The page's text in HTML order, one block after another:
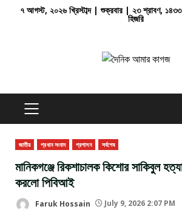
৭ আগস্ট, ২০২৬ খ্রিস্টাব্দ | শুক্রবার | ২৩ শ্রাবণ,
হিজরি
PRIMARY
MENU
জাতীয় প্রধান সংবাদ প্রশাসন সর্বশেষ
মানিকগঞ্জে রিকশাচালক কিশোর সাকিবুল
করলো পিবিআই
Faruk Hossain July 9, 2026 2:07 PM